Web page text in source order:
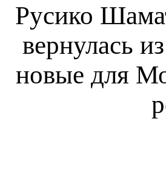
Русико
вернулась
новые для